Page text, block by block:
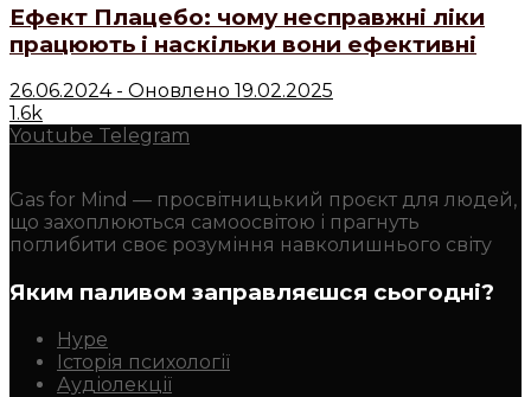
Ефект Плацебо: чому несправжні ліки
працюють і наскільки вони ефективні
26.06.2024 - Оновлено 19.02.2025
1.6k
Youtube Telegram
Gas for Mind — просвітницький проєкт для людей,
що захоплюються самоосвітою і прагнуть
поглибити своє розуміння навколишнього світу
Яким паливом заправляєшся сьогодні?
Hype
Історія психології
Аудіолекції